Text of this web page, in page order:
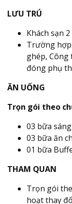
LƯU TRÚ
Khách sạn
Trường
ghép, Công
đóng phụ
ĂN UỐNG
Trọn gói theo
03 bữa sáng
03 bữa ăn
01 bữa
THAM QUAN
Trọn gói
hoạt thay